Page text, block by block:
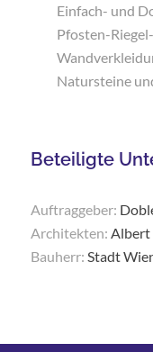
Einfach- und
Pfosten-
Natursteine
Beteiligte
Auftraggeber:
Architekten: Albert
Bauherr: Stadt